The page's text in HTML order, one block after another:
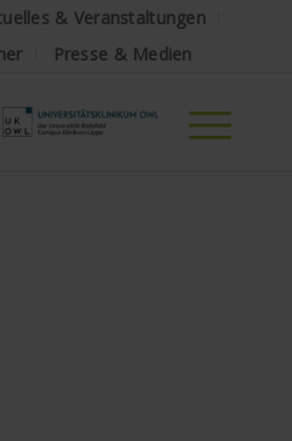
& Veranstaltungen
Presse & Medien